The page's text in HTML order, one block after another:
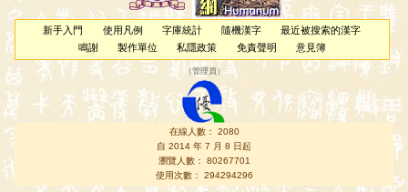
新手入門 使用凡例 字庫統計 隨機漢字
最近被搜索的漢字
鳴謝
製作單位 私隱政策 免責聲明 意見簿
（管理員 ）
在線人數： 2080
自 2014 年 7 月 8 日起
瀏覽人數： 80267701
使用次數： 294294296